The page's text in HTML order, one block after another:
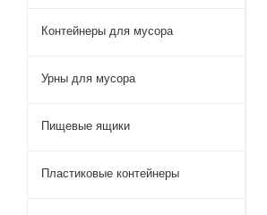
Контейнеры для мусора
Урны для мусора
Пищевые ящики
Пластиковые контейнеры